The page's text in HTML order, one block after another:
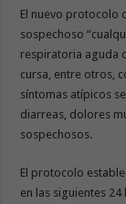
El nuevo protocolo
sospechoso
respiratoria aguda
cursa, entre otros,
síntomas atípicos
diarreas, dolores
sospechosos.
El protocolo
en las siguientes